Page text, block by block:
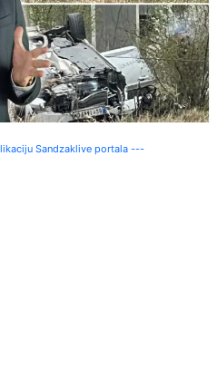
Sandzaklive portala ---